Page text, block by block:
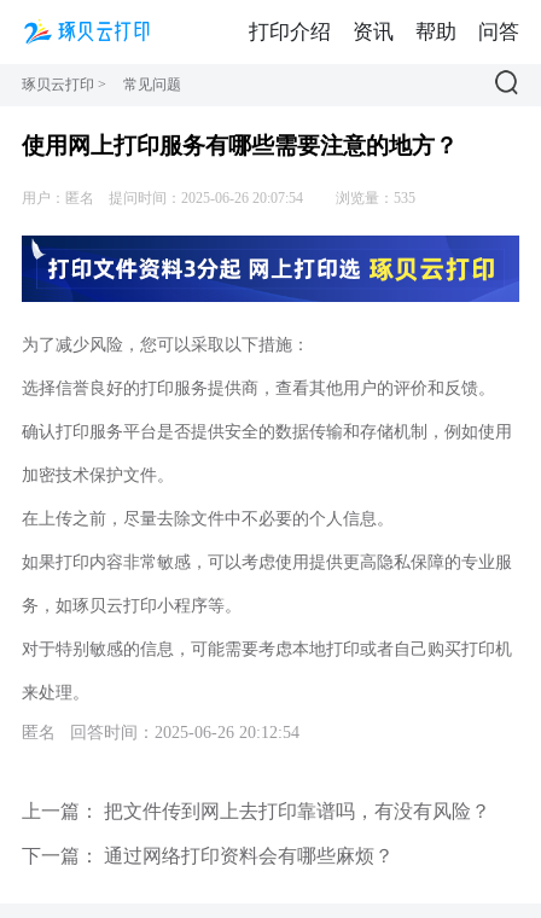
琢贝云打印 > 常见问题
使用网上打印服务有哪些需要注意的地方？
用户：匿名 提问时间：2025-06-26 20:07:54 浏览量：535
为了减少风险，您可以采取以下措施：
选择信誉良好的打印服务提供商，查看其他用户的评价和反馈。
确认打印服务平台是否提供安全的数据传输和存储机制，例如使用
加密技术保护文件。
在上传之前，尽量去除文件中不必要的个人信息。
如果打印内容非常敏感，可以考虑使用提供更高隐私保障的专业服
务，如琢贝云打印小程序等。
对于特别敏感的信息，可能需要考虑本地打印或者自己购买打印机
来处理。
匿名 回答时间：2025-06-26 20:12:54
上一篇： 把文件传到网上去打印靠谱吗，有没有风险？
下一篇： 通过网络打印资料会有哪些麻烦？
打印介绍 资讯 帮助 问答